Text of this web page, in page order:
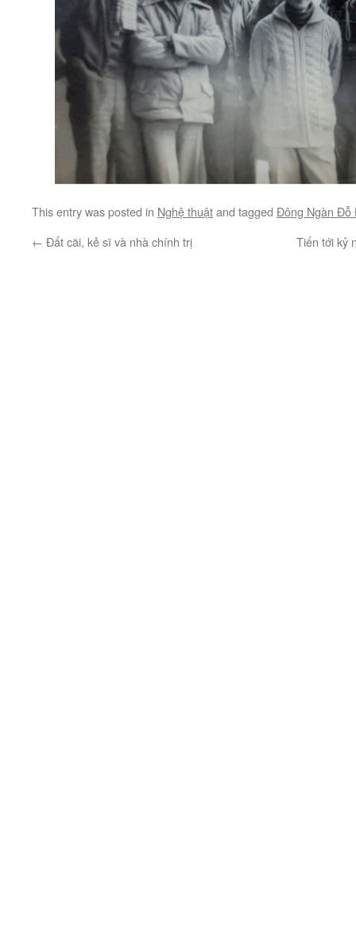
This entry was posted in Nghệ thuậtand tagged Đông Ngàn Đỗ
← Đất cãi, kẻ sĩ và nhà chính trị Tiến tới kỷ